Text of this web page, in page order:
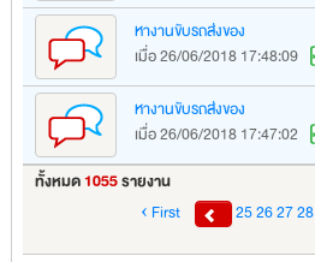
หางานขับรถส่งของ
เมื่อ 26/06/2018 17:48:09
หางานขับรถส่งของ
เมื่อ 26/06/2018 17:47:02
ทั้งหมด1055รายงาน
‹ First
25262728